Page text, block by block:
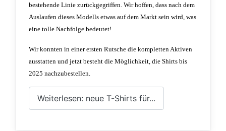
bestehende Linie zurückgegriffen. Wir hoffen, dass nach dem
Auslaufen dieses Modells etwas auf dem Markt sein wird, was
eine tolle Nachfolge bedeutet!
Wir konnten in einer ersten Rutsche die kompletten Aktiven
ausstatten und jetzt besteht die Möglichkeit, die Shirts bis
2025 nachzubestellen.
Weiterlesen: neue T-Shirts für...